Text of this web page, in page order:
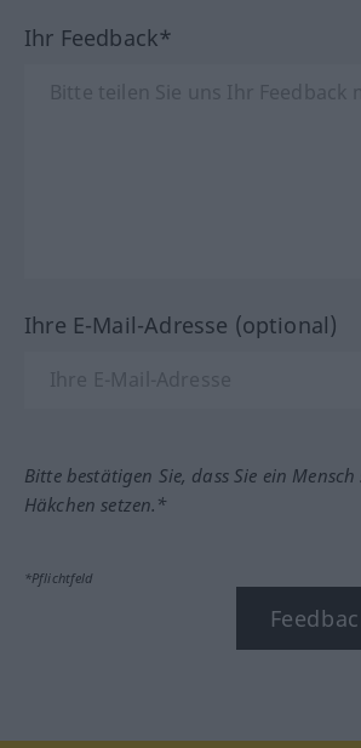
Ihr Feedback*
Ihre E-Mail-Adresse (optional)
Bitte bestätigen Sie, dass Sie ein
Häkchen setzen.*
*Pflichtfeld